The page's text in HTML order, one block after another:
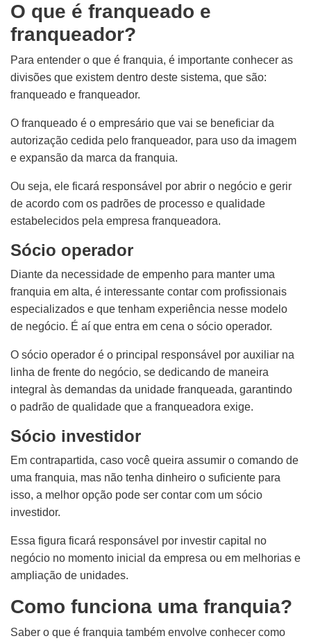
O que é franqueado e
franqueador?
Para entender o que é franquia, é importante conhecer as
divisões que existem dentro deste sistema, que são:
franqueado e franqueador.
O franqueado é o empresário que vai se beneficiar da
autorização cedida pelo franqueador, para uso da imagem
e expansão da marca da franquia.
Ou seja, ele ficará responsável por abrir o negócio e gerir
de acordo com os padrões de processo e qualidade
estabelecidos pela empresa franqueadora.
Sócio operador
Diante da necessidade de empenho para manter uma
franquia em alta, é interessante contar com profissionais
especializados e que tenham experiência nesse modelo
de negócio. É aí que entra em cena o sócio operador.
O sócio operador é o principal responsável por auxiliar na
linha de frente do negócio, se dedicando de maneira
integral às demandas da unidade franqueada, garantindo
o padrão de qualidade que a franqueadora exige.
Sócio investidor
Em contrapartida, caso você queira assumir o comando de
uma franquia, mas não tenha dinheiro o suficiente para
isso, a melhor opção pode ser contar com um sócio
investidor.
Essa figura ficará responsável por investir capital no
negócio no momento inicial da empresa ou em melhorias e
ampliação de unidades.
Como funciona uma franquia?
Saber o que é franquia também envolve conhecer como